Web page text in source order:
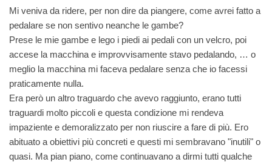
Mi veniva da ridere, per non dire da piangere, come avrei fatto a
pedalare se non sentivo neanche le gambe?
Prese le mie gambe e lego i piedi ai pedali con un velcro, poi
accese la macchina e improvvisamente stavo pedalando, … o
meglio la macchina mi faceva pedalare senza che io facessi
praticamente nulla.
Era però un altro traguardo che avevo raggiunto, erano tutti
traguardi molto piccoli e questa condizione mi rendeva
impaziente e demoralizzato per non riuscire a fare di più. Ero
abituato a obiettivi più concreti e questi mi sembravano "inutili" o
quasi. Ma pian piano, come continuavano a dirmi tutti qualche